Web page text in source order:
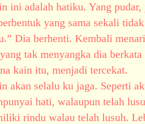
ini adalah hatiku. Yang
yang sama sekali
Dia berhenti. Kembali
tak menyangka dia
kain itu, menjadi tercekat.
akan selalu ku jaga. Seperti
hati, walaupun telah
rindu walau telah lusuh.